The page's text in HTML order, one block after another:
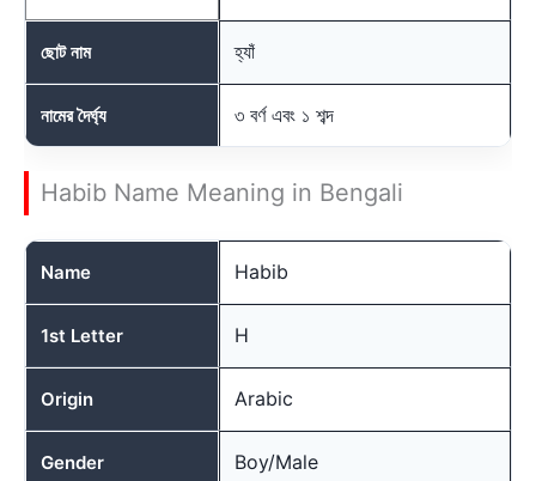
ছোট নাম হ্যাঁ
নামের দৈর্ঘ্য ৩ বর্ণ এবং ১ শব্দ
Habib Name Meaning in Bengali
Name Habib
1st Letter H
Origin Arabic
Gender Boy/Male